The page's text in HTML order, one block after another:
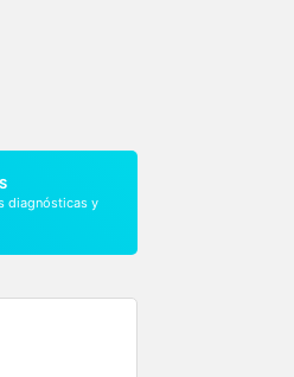
diagnósticas y